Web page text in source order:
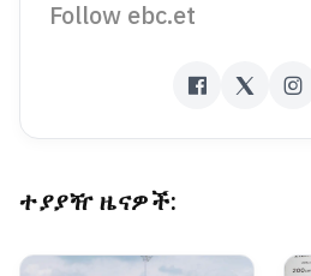
Follow ebc.et
ተያያዥ ዜናዎች: